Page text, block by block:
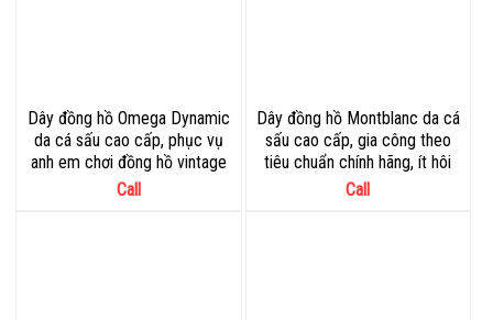
Dây đồng hồ Omega Dynamic
da cá sấu cao cấp, phục vụ
anh em chơi đồng hồ vintage
Call
Dây đồng hồ Montblanc da cá
sấu cao cấp, gia công theo
tiêu chuẩn chính hãng, ít hôi
Call